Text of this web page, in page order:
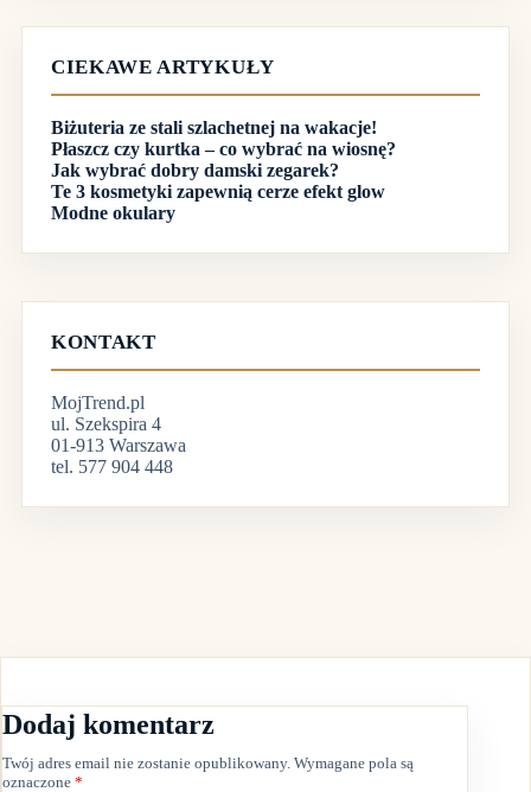
CIEKAWE ARTYKUŁY
Biżuteria ze stali szlachetnej na wakacje!
Płaszcz czy kurtka – co wybrać na wiosnę?
Jak wybrać dobry damski zegarek?
Te 3 kosmetyki zapewnią cerze efekt glow
Modne okulary
KONTAKT
MojTrend.pl
ul. Szekspira 4
01-913 Warszawa
tel. 577 904 448
Dodaj komentarz
Twój adres email nie zostanie opublikowany. Wymagane pola są
oznaczone *